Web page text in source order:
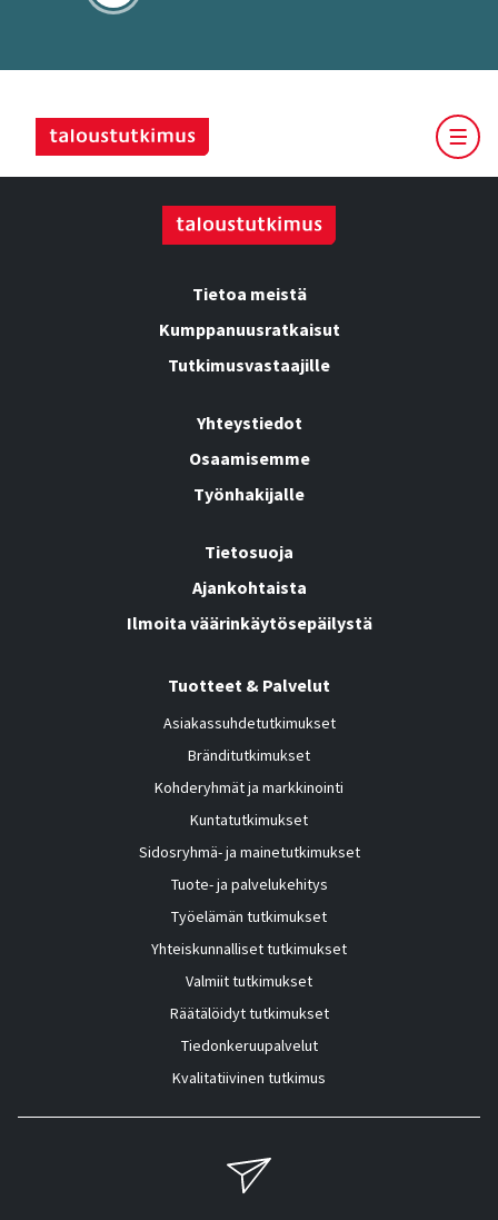
Tietoa meistä
Kumppanuusratkaisut
Tutkimusvastaajille
Yhteystiedot
Osaamisemme
Työnhakijalle
Tietosuoja
Ajankohtaista
Ilmoita väärinkäytösepäilystä
Tuotteet & Palvelut
Asiakassuhdetutkimukset
Bränditutkimukset
Kohderyhmät ja markkinointi
Kuntatutkimukset
Sidosryhmä- ja mainetutkimukset
Tuote- ja palvelukehitys
Työelämän tutkimukset
Yhteiskunnalliset tutkimukset
Valmiit tutkimukset
Räätälöidyt tutkimukset
Tiedonkeruupalvelut
Kvalitatiivinen tutkimus